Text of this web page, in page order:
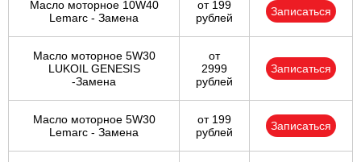
Масло моторное 10W40
Lemarc - Замена
от 199
рублей
Записаться
Масло моторное 5W30
LUKOIL GENESIS
-Замена
от
2999
рублей
Записаться
Масло моторное 5W30
Lemarc - Замена
от 199
рублей
Записаться